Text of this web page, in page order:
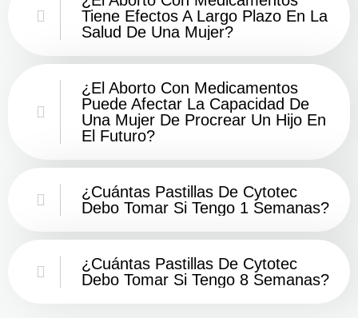
Tiene Efectos A Largo Plazo En La
Salud De Una Mujer?
¿El Aborto Con Medicamentos
Puede Afectar La Capacidad De
Una Mujer De Procrear Un Hijo En
El Futuro?
¿Cuántas Pastillas De Cytotec
Debo Tomar Si Tengo 1 Semanas?
¿Cuántas Pastillas De Cytotec
Debo Tomar Si Tengo 8 Semanas?